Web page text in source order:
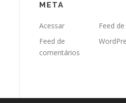
META
Acessar
Feed
Feed de
comentários